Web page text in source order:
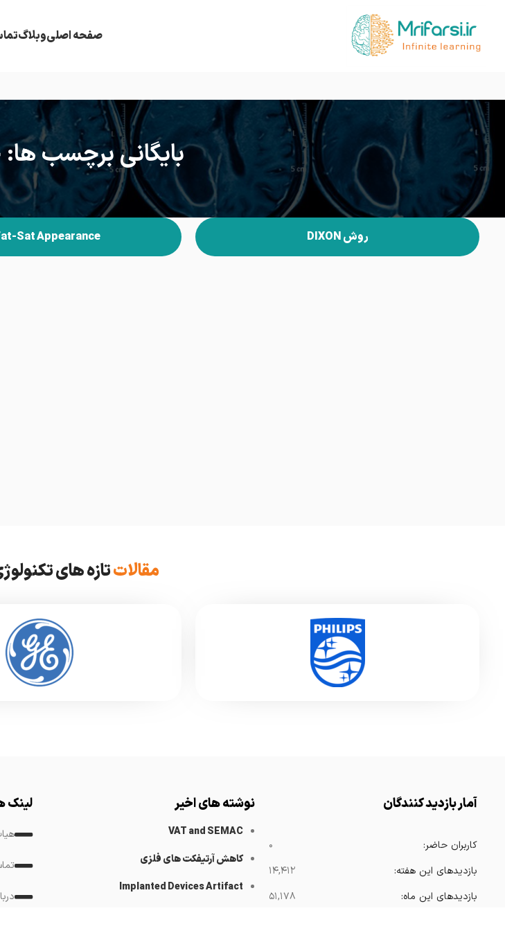
صفحه اصلیوبلاگ
بایگانی برچسب
روش DIXON Sat Appearance
مقالاتتازه های
آمار بازدید کنندگان
کاربران حاضر:
۰
بازدیدهای این هفته:
۱۴,۴۱۲
بازدیدهای این ماه:
۵۱,۱۷۸
نوشته های اخیر
VAT and SEMAC
کاهش آرتیفکت های فلزی
Implanted Devices Artifact
لینک